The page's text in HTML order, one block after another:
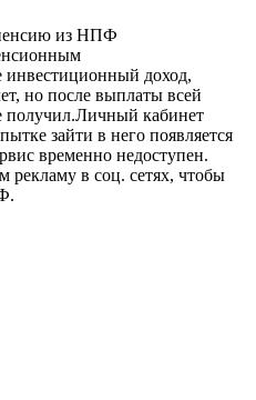
из НПФ
инвестиционный доход,
но после выплаты всей
получил.Личный кабинет
зайти в него появляется
временно недоступен.
в соц. сетях, чтобы